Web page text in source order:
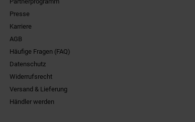
Presse
Karriere
AGB
Häufige Fragen (FAQ)
Datenschutz
Widerrufsrecht
Versand & Lieferung
Händler werden